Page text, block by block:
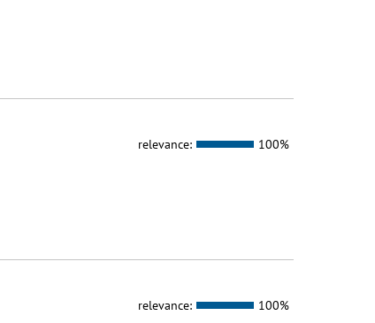
relevance: 100%
relevance: 100%